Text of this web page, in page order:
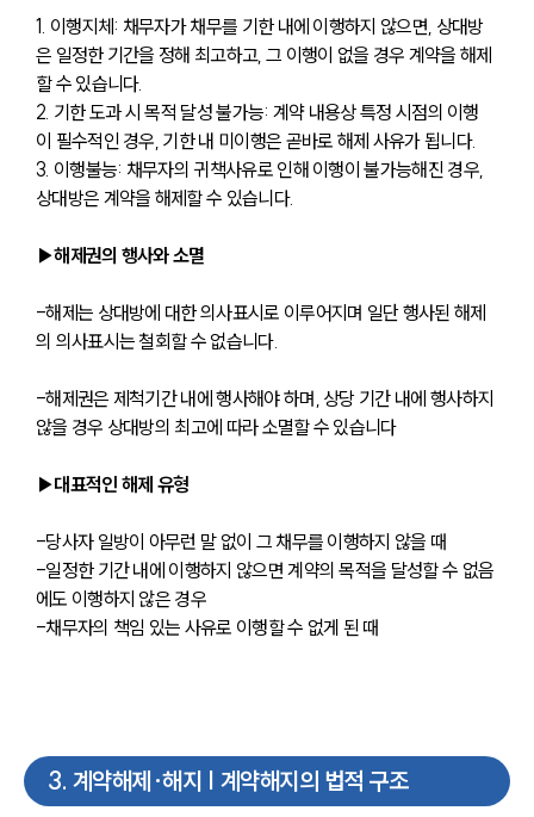
1. 이행지체: 채무자가 채무를 기한 내에 이행하지 않으면, 상대방
은 일정한 기간을 정해 최고하고, 그 이행이 없을 경우 계약을 해제
할 수 있습니다.
2. 기한 도과 시 목적 달성 불가능: 계약 내용상 특정 시점의 이행
이 필수적인 경우, 기한 내 미이행은 곧바로 해제 사유가 됩니다.
3. 이행불능: 채무자의 귀책사유로 인해 이행이 불가능해진 경우,
상대방은 계약을 해제할 수 있습니다.
▶해제권의 행사와 소멸
-해제는 상대방에 대한 의사표시로 이루어지며 일단 행사된 해제
의 의사표시는 철회할 수 없습니다.
-해제권은 제척기간 내에 행사해야 하며, 상당 기간 내에 행사하지
않을 경우 상대방의 최고에 따라 소멸할 수 있습니다
▶대표적인 해제 유형
-당사자 일방이 아무런 말 없이 그 채무를 이행하지 않을 때
-일정한 기간 내에 이행하지 않으면 계약의 목적을 달성할 수 없음
에도 이행하지 않은 경우
-채무자의 책임 있는 사유로 이행할 수 없게 된 때
3. 계약해제∙해지 | 계약해지의 법적 구조